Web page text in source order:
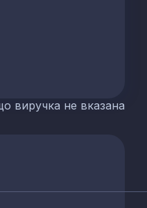
виручка не вказана